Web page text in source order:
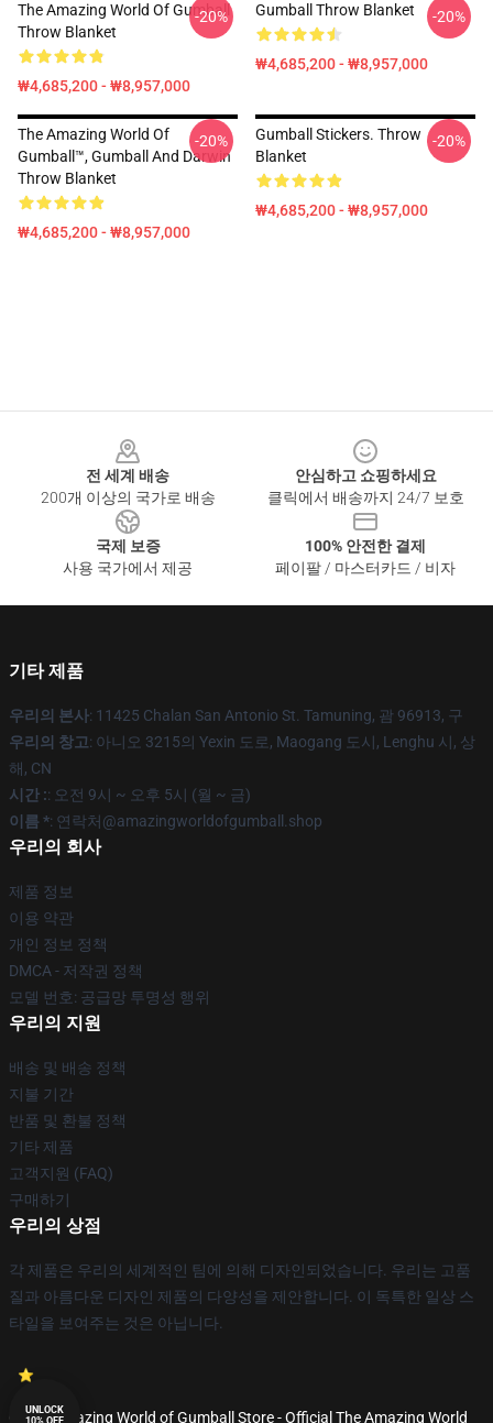
The Amazing World Of Gumball
Throw Blanket
₩4,685,200 - ₩8,957,000
-20% Gumball Throw Blanket
₩4,685,200 - ₩8,957,000
-20%
The Amazing World Of
Gumball™, Gumball And Darwin
Throw Blanket
₩4,685,200 - ₩8,957,000
-20%
Gumball Stickers. Throw
Blanket
₩4,685,200 - ₩8,957,000
-20%
전 세계 배송
200개 이상의 국가로 배송
안심하고 쇼핑하세요
클릭에서 배송까지 24/7 보호
국제 보증
사용 국가에서 제공
100% 안전한 결제
페이팔 / 마스터카드 / 비자
기타 제품
우리의 본사: 11425 Chalan San Antonio St. Tamuning, 괌 96913, 구
우리의 창고: 아니오 3215의 Yexin 도로, Maogang 도시, Lenghu 시, 상
해, CN
시간 :: 오전 9시 ~ 오후 5시 (월 ~ 금)
이름 *: 연락처@amazingworldofgumball.shop
우리의 회사
제품 정보
이용 약관
개인 정보 정책
DMCA - 저작권 정책
모델 번호: 공급망 투명성 행위
우리의 지원
배송 및 배송 정책
지불 기간
반품 및 환불 정책
기타 제품
고객지원 (FAQ)
구매하기
우리의 상점
각 제품은 우리의 세계적인 팀에 의해 디자인되었습니다. 우리는 고품
질과 아름다운 디자인 제품의 다양성을 제안합니다. 이 독특한 일상 스
타일을 보여주는 것은 아닙니다.
© The Amazing World of Gumball Store - Official The Amazing World
UNLOCK
10% OFF